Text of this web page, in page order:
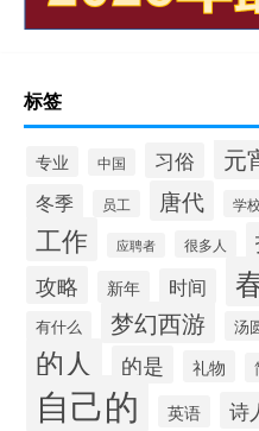
标签
专业 中国 习俗 元
冬季 员工 唐代 学
工作 应聘者 很多人
攻略 新年 时间
有什么 梦幻西游 汤
的人 的是 礼物
自己的 英语 诗